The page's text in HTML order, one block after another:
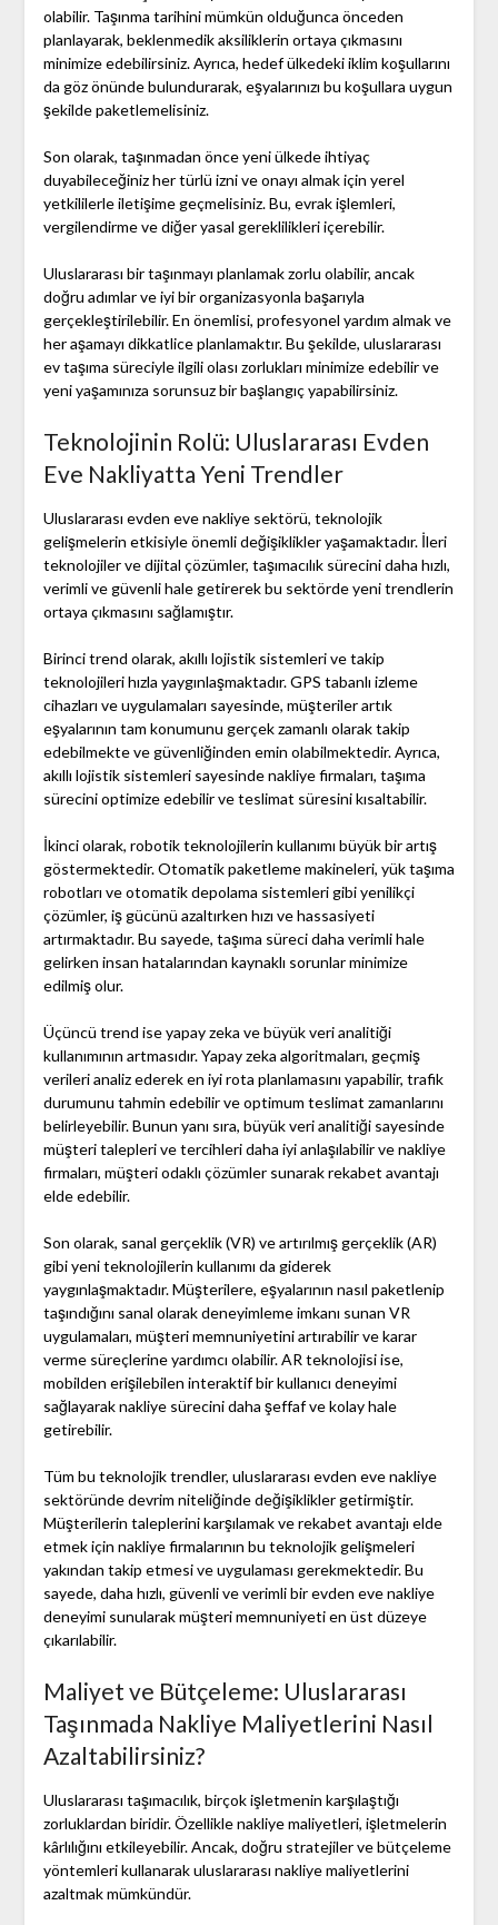
olabilir. Taşınma tarihini mümkün olduğunca önceden
planlayarak, beklenmedik aksiliklerin ortaya çıkmasını
minimize edebilirsiniz. Ayrıca, hedef ülkedeki iklim koşullarını
da göz önünde bulundurarak, eşyalarınızı bu koşullara uygun
şekilde paketlemelisiniz.
Son olarak, taşınmadan önce yeni ülkede ihtiyaç
duyabileceğiniz her türlü izni ve onayı almak için yerel
yetkililerle iletişime geçmelisiniz. Bu, evrak işlemleri,
vergilendirme ve diğer yasal gereklilikleri içerebilir.
Uluslararası bir taşınmayı planlamak zorlu olabilir, ancak
doğru adımlar ve iyi bir organizasyonla başarıyla
gerçekleştirilebilir. En önemlisi, profesyonel yardım almak ve
her aşamayı dikkatlice planlamaktır. Bu şekilde, uluslararası
ev taşıma süreciyle ilgili olası zorlukları minimize edebilir ve
yeni yaşamınıza sorunsuz bir başlangıç yapabilirsiniz.
Teknolojinin Rolü: Uluslararası Evden
Eve Nakliyatta Yeni Trendler
Uluslararası evden eve nakliye sektörü, teknolojik
gelişmelerin etkisiyle önemli değişiklikler yaşamaktadır. İleri
teknolojiler ve dijital çözümler, taşımacılık sürecini daha hızlı,
verimli ve güvenli hale getirerek bu sektörde yeni trendlerin
ortaya çıkmasını sağlamıştır.
Birinci trend olarak, akıllı lojistik sistemleri ve takip
teknolojileri hızla yaygınlaşmaktadır. GPS tabanlı izleme
cihazları ve uygulamaları sayesinde, müşteriler artık
eşyalarının tam konumunu gerçek zamanlı olarak takip
edebilmekte ve güvenliğinden emin olabilmektedir. Ayrıca,
akıllı lojistik sistemleri sayesinde nakliye firmaları, taşıma
sürecini optimize edebilir ve teslimat süresini kısaltabilir.
İkinci olarak, robotik teknolojilerin kullanımı büyük bir artış
göstermektedir. Otomatik paketleme makineleri, yük taşıma
robotları ve otomatik depolama sistemleri gibi yenilikçi
çözümler, iş gücünü azaltırken hızı ve hassasiyeti
artırmaktadır. Bu sayede, taşıma süreci daha verimli hale
gelirken insan hatalarından kaynaklı sorunlar minimize
edilmiş olur.
Üçüncü trend ise yapay zeka ve büyük veri analitiği
kullanımının artmasıdır. Yapay zeka algoritmaları, geçmiş
verileri analiz ederek en iyi rota planlamasını yapabilir, trafik
durumunu tahmin edebilir ve optimum teslimat zamanlarını
belirleyebilir. Bunun yanı sıra, büyük veri analitiği sayesinde
müşteri talepleri ve tercihleri daha iyi anlaşılabilir ve nakliye
firmaları, müşteri odaklı çözümler sunarak rekabet avantajı
elde edebilir.
Son olarak, sanal gerçeklik (VR) ve artırılmış gerçeklik (AR)
gibi yeni teknolojilerin kullanımı da giderek
yaygınlaşmaktadır. Müşterilere, eşyalarının nasıl paketlenip
taşındığını sanal olarak deneyimleme imkanı sunan VR
uygulamaları, müşteri memnuniyetini artırabilir ve karar
verme süreçlerine yardımcı olabilir. AR teknolojisi ise,
mobilden erişilebilen interaktif bir kullanıcı deneyimi
sağlayarak nakliye sürecini daha şeffaf ve kolay hale
getirebilir.
Tüm bu teknolojik trendler, uluslararası evden eve nakliye
sektöründe devrim niteliğinde değişiklikler getirmiştir.
Müşterilerin taleplerini karşılamak ve rekabet avantajı elde
etmek için nakliye firmalarının bu teknolojik gelişmeleri
yakından takip etmesi ve uygulaması gerekmektedir. Bu
sayede, daha hızlı, güvenli ve verimli bir evden eve nakliye
deneyimi sunularak müşteri memnuniyeti en üst düzeye
çıkarılabilir.
Maliyet ve Bütçeleme: Uluslararası
Taşınmada Nakliye Maliyetlerini Nasıl
Azaltabilirsiniz?
Uluslararası taşımacılık, birçok işletmenin karşılaştığı
zorluklardan biridir. Özellikle nakliye maliyetleri, işletmelerin
kârlılığını etkileyebilir. Ancak, doğru stratejiler ve bütçeleme
yöntemleri kullanarak uluslararası nakliye maliyetlerini
azaltmak mümkündür.